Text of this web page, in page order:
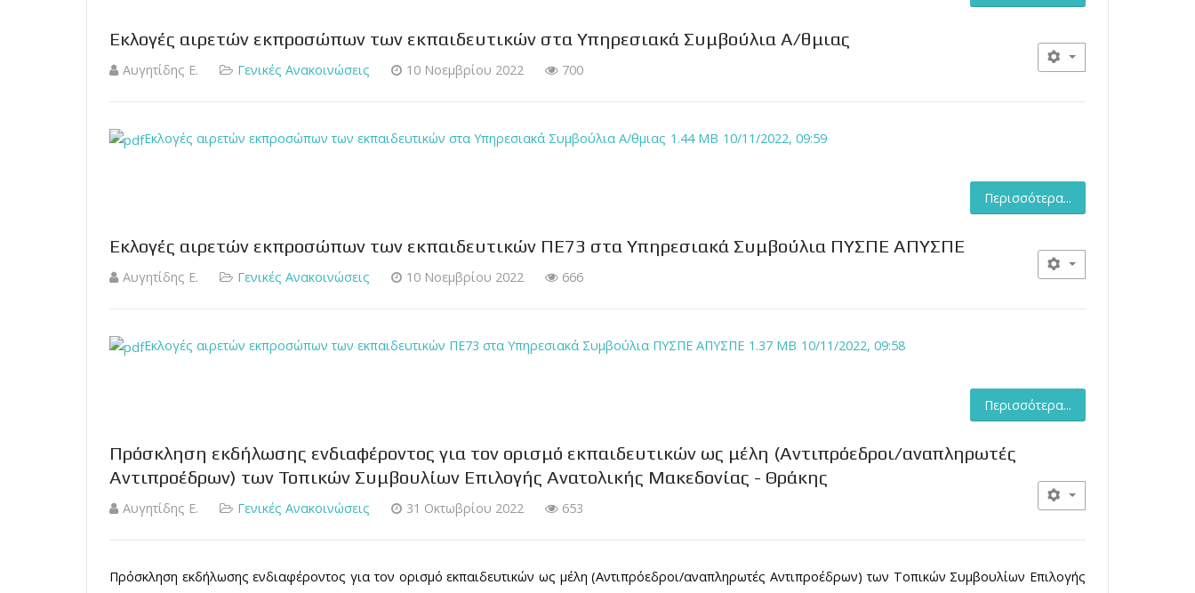
Εκλογές αιρετών εκπροσώπων των εκπαιδευτικών στα Υπηρεσιακά Συμβούλια Α/θμιας
Αυγητίδης Ε. Γενικές Ανακοινώσεις 10 Νοεμβρίου 2022 700
Εκλογές αιρετών εκπροσώπων των εκπαιδευτικών στα Υπηρεσιακά Συμβούλια Α/θμιας 1.44 MB 10/11/2022, 09:59
Περισσότερα...
Εκλογές αιρετών εκπροσώπων των εκπαιδευτικών ΠΕ73 στα Υπηρεσιακά Συμβούλια ΠΥΣΠΕ ΑΠΥΣΠΕ
Αυγητίδης Ε. Γενικές Ανακοινώσεις 10 Νοεμβρίου 2022 666
Εκλογές αιρετών εκπροσώπων των εκπαιδευτικών ΠΕ73 στα Υπηρεσιακά Συμβούλια ΠΥΣΠΕ ΑΠΥΣΠΕ 1.37 MB 10/11/2022, 09:58
Περισσότερα...
Πρόσκληση εκδήλωσης ενδιαφέροντος για τον ορισμό εκπαιδευτικών ως μέλη (Αντιπρόεδροι/αναπληρωτές
Αντιπροέδρων) των Τοπικών Συμβουλίων Επιλογής Ανατολικής Μακεδονίας - Θράκης
Αυγητίδης Ε. Γενικές Ανακοινώσεις 31 Οκτωβρίου 2022 653
Πρόσκληση εκδήλωσης ενδιαφέροντος για τον ορισμό εκπαιδευτικών ως μέλη (Αντιπρόεδροι/αναπληρωτές Αντιπροέδρων) των Τοπικών Συμβουλίων Επιλογής